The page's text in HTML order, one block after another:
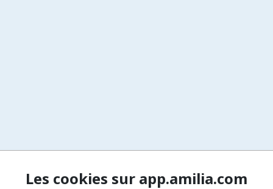
Les cookies sur app.amilia.com